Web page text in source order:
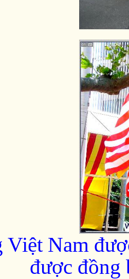
Việt Nam
được đồng